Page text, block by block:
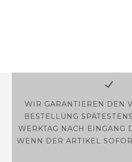
WIR GARANTIEREN DEN
BESTELLUNG
WERKTAG NACH EINGANG
WENN DER ARTIKEL